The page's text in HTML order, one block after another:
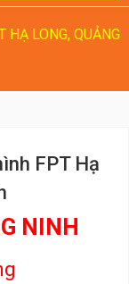
HẠ LONG, QUẢNG
FPT Hạ
NINH